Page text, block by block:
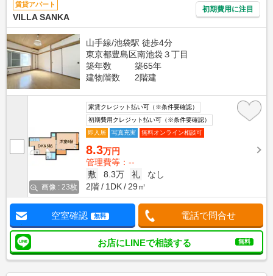
賃貸アパート
VILLA SANKA
初期費用に注目
山手線/池袋駅 徒歩4分
東京都豊島区南池袋３丁目
築年数
築65年
建物階数
2階建
画像 : 23枚
家賃クレジット払い可（※条件要確認）
初期費用クレジット払い可（※条件要確認）
即入居
写真充実 無料オンライン相談可
8.3万円
管理費等：--
敷
8.3万 礼
なし
2階
1DK 29㎡
空室確認 無料 電話で問合せ
お店にLINEで相談する 無料